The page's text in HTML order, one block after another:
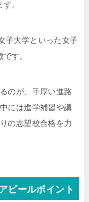
。
子大学といった女子
す。
のが、手厚い進路
には進学補習や講
の志望校合格を力
ピールポイント